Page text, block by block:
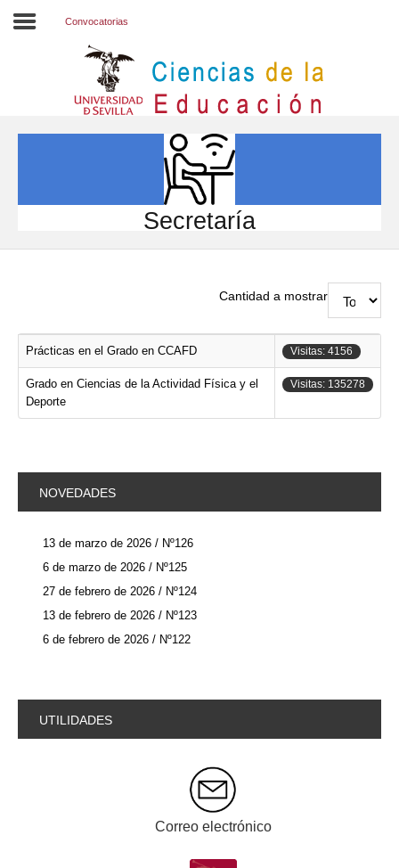
INVESTIGACIÓN
Convocatorias
Secretaría
Cantidad a mostrar
Prácticas en el Grado en CCAFD Visitas: 4156
Grado en Ciencias de la Actividad Física y el
Deporte
Visitas: 135278
NOVEDADES
13 de marzo de 2026 / Nº126
6 de marzo de 2026 / Nº125
27 de febrero de 2026 / Nº124
13 de febrero de 2026 / Nº123
6 de febrero de 2026 / Nº122
UTILIDADES
Correo electrónico